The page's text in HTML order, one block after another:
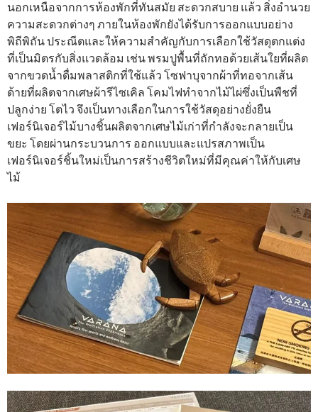
นอกเหนือจากการห้องพักที่ทันสมัย สะดวกสบาย แล้ว สิ่งอํานวย
ความสะดวกต่างๆ ภายในห้องพักยังได้รับการออกแบบอย่าง
พิถีพิถัน ประณีตและให้ความสำคัญกับการเลือกใช้วัสดุตกแต่ง
ที่เป็นมิตรกับสิ่งแวดล้อม เช่น พรมปูพื้นที่ถักทอด้วยเส้นใยที่ผลิต
จากขวดน้ำดื่มพลาสติกที่ใช้แล้ว โซฟาบุจากผ้าที่ทอจากเส้น
ด้ายที่ผลิตจากเศษผ้ารีไซเคิล โคมไฟทำจากไม้ไผ่ซึ่งเป็นพืชที่
ปลูกง่าย โตไว จึงเป็นทางเลือกในการใช้วัสดุอย่างยั่งยืน
เฟอร์นิเจอร์ไม้บางชิ้นผลิตจากเศษไม้เก่าที่กําลังจะกลายเป็น
ขยะ โดยผ่านกระบวนการ ออกแบบและแปรสภาพเป็น
เฟอร์นิเจอร์ชิ้นใหม่เป็นการสร้างชีวิตใหม่ที่มีคุณค่าให้กับเศษ
ไม้